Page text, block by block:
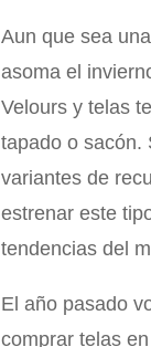
Aun que sea
asoma el
Velours y telas
tapado o sacón.
variantes de
estrenar este
tendencias del
El año pasado
comprar telas